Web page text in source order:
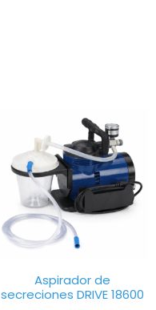
Aspirador de
secreciones DRIVE 18600